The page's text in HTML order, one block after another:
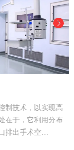
制技术，以实现高
在于，它利用分布
排出手术空…